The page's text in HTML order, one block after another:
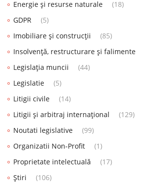
Energie și resurse naturale
(18)
GDPR
(5)
Imobiliare și construcții
(85)
Insolvență, restructurare și falimente
Legislația muncii
(44)
Legislatie
(5)
Litigii civile
(14)
Litigii și arbitraj internațional
(129)
Noutati legislative
(99)
Organizatii Non-Profit
(1)
Proprietate intelectuală
(17)
Știri
(106)